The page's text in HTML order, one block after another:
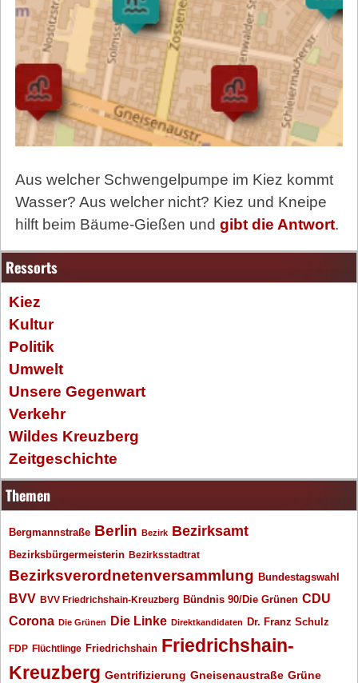
Aus welcher Schwengelpumpe im Kiez kommt
Wasser? Aus welcher nicht? Kiez und Kneipe
hilft beim Bäume-Gießen und gibt die Antwort.
Ressorts
Kiez
Kultur
Politik
Umwelt
Unsere Gegenwart
Verkehr
Wildes Kreuzberg
Zeitgeschichte
Themen
Bergmannstraße Berlin Bezirk Bezirksamt
Bezirksbürgermeisterin Bezirksstadtrat
Bezirksverordnetenversammlung Bundestagswahl
BVV BVV Friedrichshain-Kreuzberg Bündnis 90/Die Grünen CDU
Corona Die Grünen Die Linke Direktkandidaten Dr. Franz Schulz
FDP Flüchtlinge Friedrichshain Friedrichshain-
Kreuzberg Gentrifizierung Gneisenaustraße Grüne